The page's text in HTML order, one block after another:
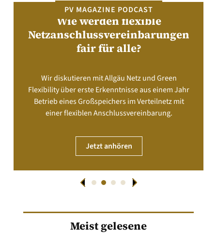
PV MAGAZINE PODCAST
Wie werden flexible
Netzanschlussvereinbarungen
fair für alle?
Wir diskutieren mit Allgäu Netz und Green
Flexibility über erste Erkenntnisse aus einem Jahr
Betrieb eines Großspeichers im Verteilnetz mit
einer flexiblen Anschlussvereinbarung.
Jetzt anhören
Meist gelesene